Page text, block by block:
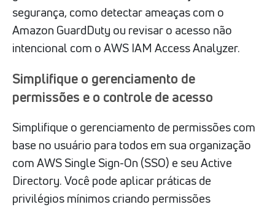
segurança, como detectar ameaças com o
Amazon GuardDuty ou revisar o acesso não
intencional com o AWS IAM Access Analyzer.
Simplifique o gerenciamento de
permissões e o controle de acesso
Simplifique o gerenciamento de permissões com
base no usuário para todos em sua organização
com AWS Single Sign-On (SSO) e seu Active
Directory. Você pode aplicar práticas de
privilégios mínimos criando permissões